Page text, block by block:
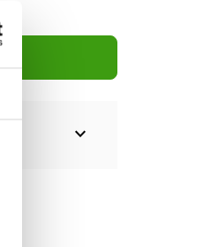
expand_more